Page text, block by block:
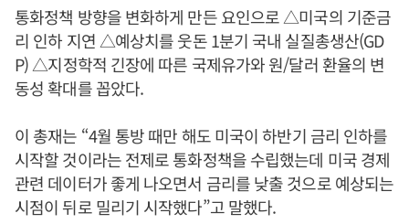
통화정책 방향을 변화하게 만든 요인으로 △미국의 기준금
리 인하 지연 △예상치를 웃돈 1분기 국내 실질총생산(GD
P) △지정학적 긴장에 따른 국제유가와 원/달러 환율의 변
동성 확대를 꼽았다.
이 총재는 “4월 통방 때만 해도 미국이 하반기 금리 인하를
시작할 것이라는 전제로 통화정책을 수립했는데 미국 경제
관련 데이터가 좋게 나오면서 금리를 낮출 것으로 예상되는
시점이 뒤로 밀리기 시작했다”고 말했다.